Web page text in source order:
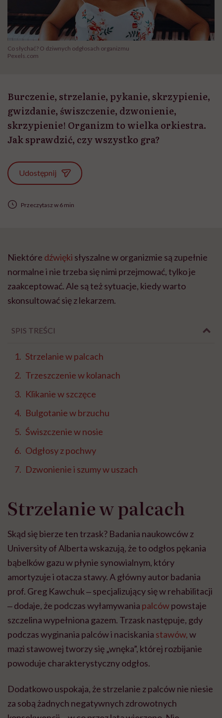
Co słychać? O dziwnych odgłosach organizmu
Pexels.com
Burczenie, strzelanie, pykanie, skrzypienie,
gwizdanie, świszczenie, dzwonienie,
skrzypienie! Organizm to wielka orkiestra.
Jak sprawdzić, czy wszystko gra?
Udostępnij
Przeczytasz w 6 min
Niektóre dźwięki słyszalne w organizmie są zupełnie
normalne i nie trzeba się nimi przejmować, tylko je
zaakceptować. Ale są też sytuacje, kiedy warto
skonsultować się z lekarzem.
SPIS TREŚCI
Strzelanie w palcach
Trzeszczenie w kolanach
Klikanie w szczęce
Bulgotanie w brzuchu
Świszczenie w nosie
Odgłosy z pochwy
Dzwonienie i szumy w uszach
Strzelanie w palcach
Skąd się bierze ten trzask? Badania naukowców z
University of Alberta wskazują, że to odgłos pękania
bąbelków gazu w płynie synowialnym, który
amortyzuje i otacza stawy. A główny autor badania
prof. Greg Kawchuk ‒ specjalizujący się w rehabilitacji
‒ dodaje, że podczas wyłamywania palcówpowstaje
szczelina wypełniona gazem. Trzask następuje, gdy
podczas wyginania palców i naciskania stawów,w
mazi stawowej tworzy się „wnęka”, której rozbijanie
powoduje charakterystyczny odgłos.
Dodatkowo uspokaja, że strzelanie z palców nie niesie
za sobą żadnych negatywnych zdrowotnych